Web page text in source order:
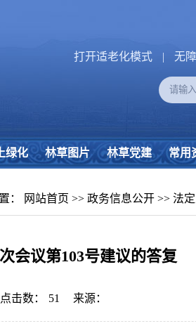
打开适老化模式 | 无
绿化 林草图片 林草党建 常用
： 网站首页 >> 政务信息公开 >> 法
会议第103号建议的答复
点击数： 51 来源：